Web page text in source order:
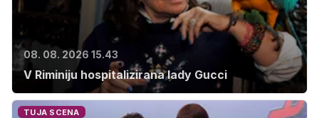
08. 08. 2026 15.43
V Riminiju hospitalizirana lady Gucci
TUJA SCENA